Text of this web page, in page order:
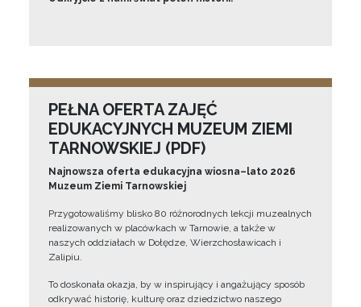
PEŁNA OFERTA ZAJĘĆ
EDUKACYJNYCH MUZEUM ZIEMI
TARNOWSKIEJ (PDF)
Najnowsza oferta edukacyjna wiosna–lato 2026
Muzeum Ziemi Tarnowskiej
Przygotowaliśmy blisko 80 różnorodnych lekcji muzealnych
realizowanych w placówkach w Tarnowie, a także w
naszych oddziałach w Dołędze, Wierzchosławicach i
Zalipiu.
To doskonała okazja, by w inspirujący i angażujący sposób
odkrywać historię, kulturę oraz dziedzictwo naszego